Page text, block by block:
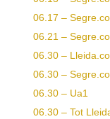
06.17 –
06.21 –
06.30 –
06.30 –
06.30 – Ua1
06.30 – Tot